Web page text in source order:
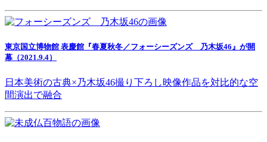
東京国立博物館 表慶館『春夏秋冬／フォーシーズンズ 乃木坂46』が開
幕（2021.9.4）
日本美術の古典×乃木坂46撮り下ろし映像作品を対比的な空
間演出で融合